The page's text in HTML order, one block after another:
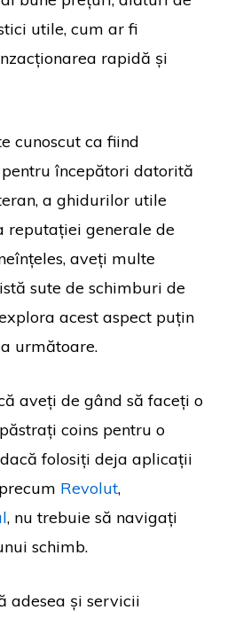
utile, cum ar fi
rapidă și
cunoscut ca fiind
începători datorită
a ghidurilor utile
reputației generale de
aveți multe
sute de schimburi de
acest aspect puțin
următoare.
aveți de gând să faceți o
coins pentru o
folosiți deja aplicații
Revolut,
, nu trebuie să navigați
schimb.
adesea și servicii